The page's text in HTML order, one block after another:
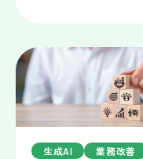
生成AI
業務改善